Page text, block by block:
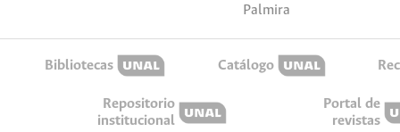
Palmira
Bibliotecas Catálogo
Repositorio
institucional
Portal de
revistas